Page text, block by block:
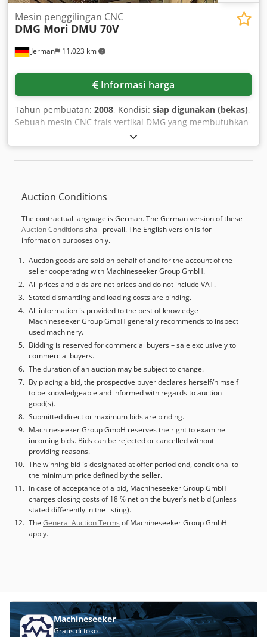
Jerman 11.023 km
Mesin penggilingan CNC
DMG Mori DMU 70V
Informasi harga
Tahun pembuatan: 2008, Kondisi: siap digunakan (bekas),
Sebuah mesin CNC frais vertikal DMG yang membutuhkan
perbaikan tersedia. Perjalanan sumbu X/Y/Z:
750mm/600mm/520mm, diameter meja: 700mm, ayunan
sumbu B: -5°/110°, diameter benda kerja maks.: 800mm,
jumlah tempat alat: 30, kecepatan gerak cepat: 24m/menit,
+/-0,01mm, akurasi pengulangan: +/-0,006mm. Dimensi
mesin X/Y/Z: sekitar 5600mm/5000mm/3000mm, berat:
sekitar 6000kg, kontrol: Heidenhain iTNC530 3D, jam
operasi: sekitar 62250 jam, jam spindle: sekitar 15550 jam.
Geometri mesin perlu diperiksa dan terdapat
penyimpangan pada sumbu, termasuk sumbu putar.
Dokumentasi tersedia. Kunjungan di lokasi
memungkinkan. Credpfxozidixo Agvef
Auction Conditions
The contractual language is German. The German version of these
Auction Conditions shall prevail. The English version is for
information purposes only.
Auction goods are sold on behalf of and for the account of the
seller cooperating with Machineseeker Group GmbH.
All prices and bids are net prices and do not include VAT.
Stated dismantling and loading costs are binding.
All information is provided to the best of knowledge –
Machineseeker Group GmbH generally recommends to inspect
used machinery.
Bidding is reserved for commercial buyers – sale exclusively to
commercial buyers.
The duration of an auction may be subject to change.
By placing a bid, the prospective buyer declares herself/himself
to be knowledgeable and informed with regards to auction
good(s).
Submitted direct or maximum bids are binding.
Machineseeker Group GmbH reserves the right to examine
incoming bids. Bids can be rejected or cancelled without
providing reasons.
The winning bid is designated at offer period end, conditional to
the minimum price defined by the seller.
In case of acceptance of a bid, Machineseeker Group GmbH
charges closing costs of 18 % net on the buyer’s net bid (unless
stated differently in the listing).
The General Auction Terms of Machineseeker Group GmbH
apply.
Machineseeker
Gratis di toko